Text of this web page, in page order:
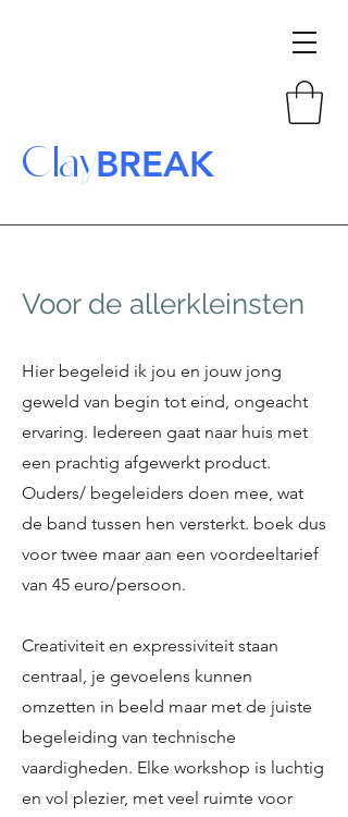
ClayBREAK
Voor de allerkleinsten
Hier begeleid ik jou en jouw jong
geweld van begin tot eind, ongeacht
ervaring. Iedereen gaat naar huis met
een prachtig afgewerkt product.
Ouders/ begeleiders doen mee, wat
de band tussen hen versterkt. boek dus
voor twee maar aan een voordeeltarief
van 45 euro/persoon.
Creativiteit en expressiviteit staan
centraal, je gevoelens kunnen
omzetten in beeld maar met de juiste
begeleiding van technische
vaardigheden. Elke workshop is luchtig
en vol plezier, met veel ruimte voor